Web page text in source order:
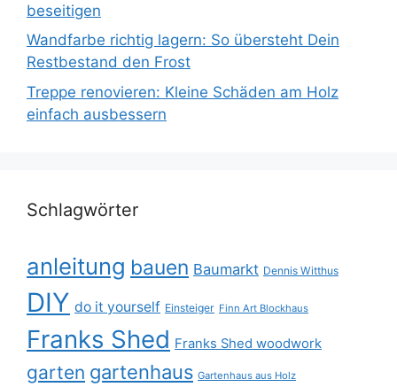
beseitigen
Wandfarbe richtig lagern: So übersteht Dein
Restbestand den Frost
Treppe renovieren: Kleine Schäden am Holz
einfach ausbessern
Schlagwörter
anleitung bauen Baumarkt Dennis Witthus
DIY do it yourself Einsteiger Finn Art Blockhaus
Franks Shed Franks Shed woodwork
garten gartenhaus Gartenhaus aus Holz